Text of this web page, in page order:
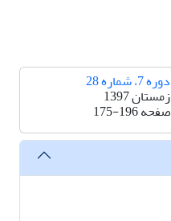
دوره 7، شماره 28
زمستان 1397
صفحه175-196